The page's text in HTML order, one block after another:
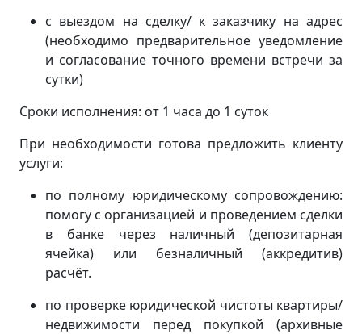
с выездом на сделку/ к заказчику на адрес
(необходимо предварительное уведомление
и согласование точного времени встречи за
сутки)
Сроки исполнения: от 1 часа до 1 суток
При необходимости готова предложить клиенту
услуги:
по полному юридическому сопровождению:
помогу с организацией и проведением сделки
в банке через наличный (депозитарная
ячейка) или безналичный (аккредитив)
расчёт.
по проверке юридической чистоты квартиры/
недвижимости перед покупкой (архивные